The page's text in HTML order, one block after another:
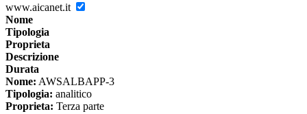
www.aicanet.it
Nome
Tipologia
Proprieta
Descrizione
Durata
Nome: AWSALBAPP-3
Tipologia: analitico
Proprieta: Terza parte